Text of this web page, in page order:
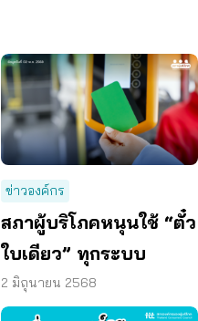
ข่าวองค์กร
สภาผู้บริโภคหนุนใช้ “ตั๋ว
ใบเดียว” ทุกระบบ
2 มิถุนายน 2568